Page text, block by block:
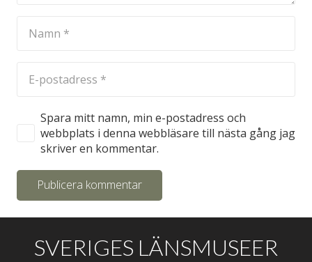
Spara mitt namn, min e-postadress och
webbplats i denna webbläsare till nästa gång jag
skriver en kommentar.
Publicera kommentar
SVERIGES LÄNSMUSEER